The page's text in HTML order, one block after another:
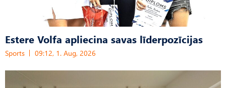
Estere Volfa apliecina savas līderpozīcijas
Sports 09:12, 1. Aug, 2026